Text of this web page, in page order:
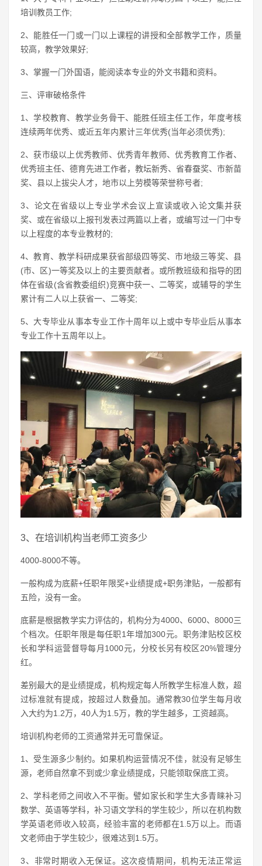
培训教员工作;
2、能胜任一门或一门以上课程的讲授和全部教学工作，质量
较高，教学效果好;
3、掌握一门外国语，能阅读本专业的外文书籍和资料。
三、评审破格条件
1、学校教育、教学业务骨干、能胜任班主任工作，年度考核
连续两年优秀、或近五年内累计三年优秀(当年必须优秀);
2、获市级以上优秀教师、优秀青年教师、优秀教育工作者、
优秀班主任、德育先进工作者，教坛新秀、省春蚕奖、市新苗
奖、县以上拔尖人才，地市以上劳模等荣誉称号者;
3、论文在省级以上专业学术会议上宣读或收入论文集并获
奖、或在省级以上报刊发表过两篇以上者，或编写过一门中专
以上程度的本专业教材的;
4、教育、教学科研成果获省部级四等奖、市地级三等奖、县
(市、区)一等奖及以上的主要贡献者。或所教班级和指导的团
体在省级(含省教委组织)竞赛中获一、二等奖，或辅导的学生
累计有二人以上获省一、二等奖;
5、大专毕业从事本专业工作十周年以上或中专毕业后从事本
专业工作十五周年以上。
3、在培训机构当老师工资多少
4000-8000不等。
一般构成为底薪+任职年限奖+业绩提成+职务津贴，一般都有
五险，没有一金。
底薪是根据教学实力评估的，机构分为4000、6000、8000三
个档次。任职年限是每任职1年增加300元。职务津贴校区校
长和学科运营督导每月1000元，分校长另有校区20%管理分
红。
差别最大的是业绩提成，机构规定每人所教学生标准人数，超
过标准就有提成，按超过人数叠加。通常教30位学生每月收
入大约为1.2万，40人为1.5万，教的学生越多，工资越高。
培训机构老师的工资通常并无可靠保证。
1、受生源多少制约。如果机构运营情况不佳，就没有足够生
源，老师自然拿不到或少拿业绩提成，只能领取保底工资。
2、学科老师之间收入不平衡。譬如家长和学生大多青睐补习
数学、英语等学科，补习语文学科的学生较少，所以在机构数
学英语老师收入较高，经验丰富的老师都在1.5万以上。而语
文老师由于学生较少，很难达到1.5万。
3、非常时期收入无保证。这次疫情期间，机构无法正常运